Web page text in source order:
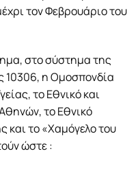
τον Φεβρουάριο του
στο σύστημα της
10306, η Ομοσπονδία
το Εθνικό και
το Εθνικό
και το «Χαμόγελο του
ώστε :